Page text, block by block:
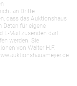
an Dritte
dass das Auktionshaus
Daten für eigene
E-Mail zusenden darf.
werden. Sie
von Walter H.F.